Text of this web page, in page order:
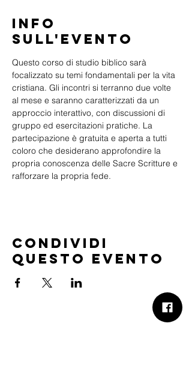
Info
sull'evento
Questo corso di studio biblico sarà
focalizzato su temi fondamentali per la vita
cristiana. Gli incontri si terranno due volte
al mese e saranno caratterizzati da un
approccio interattivo, con discussioni di
gruppo ed esercitazioni pratiche. La
partecipazione è gratuita e aperta a tutti
coloro che desiderano approfondire la
propria conoscenza delle Sacre Scritture e
rafforzare la propria fede.
Condividi
questo evento